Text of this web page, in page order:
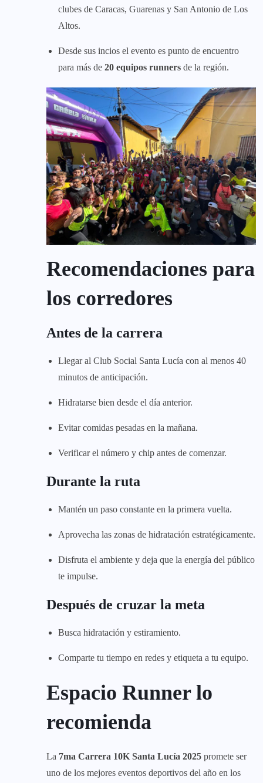
clubes de Caracas, Guarenas y San Antonio de Los
Altos.
Desde sus incios el evento es punto de encuentro
para más de 20 equipos runners de la región.
Recomendaciones para
los corredores
Antes de la carrera
Llegar al Club Social Santa Lucía con al menos 40
minutos de anticipación.
Hidratarse bien desde el día anterior.
Evitar comidas pesadas en la mañana.
Verificar el número y chip antes de comenzar.
Durante la ruta
Mantén un paso constante en la primera vuelta.
Aprovecha las zonas de hidratación estratégicamente.
Disfruta el ambiente y deja que la energía del público
te impulse.
Después de cruzar la meta
Busca hidratación y estiramiento.
Comparte tu tiempo en redes y etiqueta a tu equipo.
Espacio Runner lo
recomienda
La 7ma Carrera 10K Santa Lucía 2025 promete ser
uno de los mejores eventos deportivos del año en los